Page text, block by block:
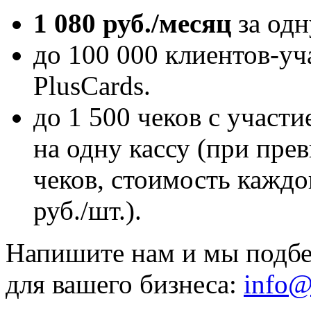
1 080 руб./месяц за
до 100 000 клиентов-
PlusCards.
до 1 500 чеков с
на одну кассу (при
чеков, стоимость
руб./шт.).
Напишите нам и мы
для вашего бизнеса: